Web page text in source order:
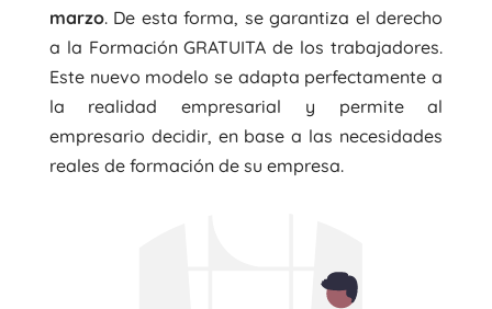
marzo. De esta forma, se garantiza el derecho
a la Formación GRATUITA de los trabajadores.
Este nuevo modelo se adapta perfectamente a
la realidad empresarial y permite al
empresario decidir, en base a las necesidades
reales de formación de su empresa.